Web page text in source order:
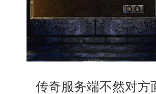
传奇服务端不然对方